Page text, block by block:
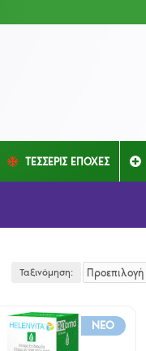
ΤΕΣΣΕΡΙΣ ΕΠΟΧΕΣ
Ταξινόμηση:
NEO